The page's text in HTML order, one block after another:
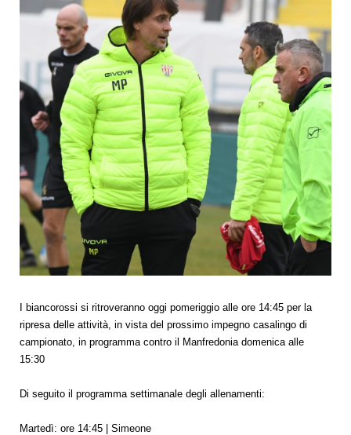
I biancorossi si ritroveranno oggi pomeriggio alle ore 14:45 per la
ripresa delle attività, in vista del prossimo impegno casalingo di
campionato, in programma contro il Manfredonia domenica alle
15:30
Di seguito il programma settimanale degli allenamenti:
Martedì: ore 14:45 | Simeone